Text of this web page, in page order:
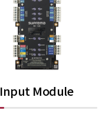
Input Module